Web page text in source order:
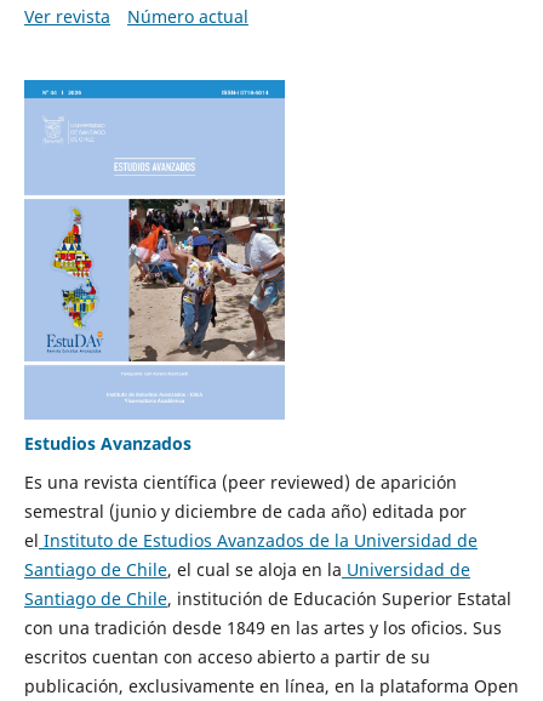
Ver revista
Número actual
Estudios Avanzados
Es una revista científica (peer reviewed) de aparición
semestral (junio y diciembre de cada año) editada por
el Instituto de Estudios Avanzados de la Universidad de
Santiago de Chile, el cual se aloja en la Universidad de
Santiago de Chile, institución de Educación Superior Estatal
con una tradición desde 1849 en las artes y los oficios. Sus
escritos cuentan con acceso abierto a partir de su
publicación, exclusivamente en línea, en la plataforma Open